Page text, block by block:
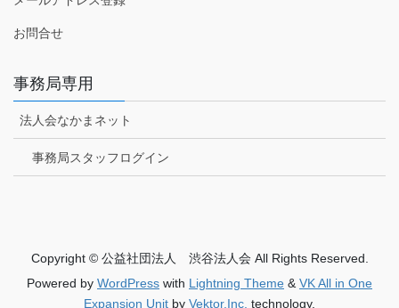
お問合せ
事務局専用
法人会なかまネット
事務局スタッフログイン
Copyright © 公益社団法人 渋谷法人会 All Rights Reserved.
Powered by WordPress with Lightning Theme & VK All in One
Expansion Unit by Vektor,Inc. technology.